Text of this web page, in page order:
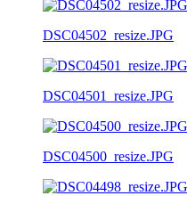
DSC04502_resize.JPG
DSC04501_resize.JPG
DSC04500_resize.JPG